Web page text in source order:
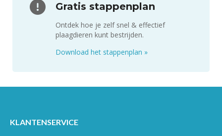
Gratis stappenplan
Ontdek hoe je zelf snel & effectief
plaagdieren kunt bestrijden.
Download het stappenplan »
KLANTENSERVICE